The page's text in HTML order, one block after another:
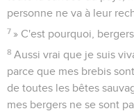
personne ne va à leur
7 » C'est pourquoi,
8 Aussi vrai que je suis
parce que mes brebis
de toutes les bêtes
mes bergers ne se sont